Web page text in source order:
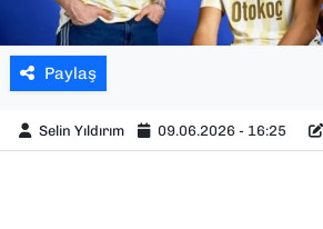
Paylaş
Selin Yıldırım 09.06.2026 - 16:25